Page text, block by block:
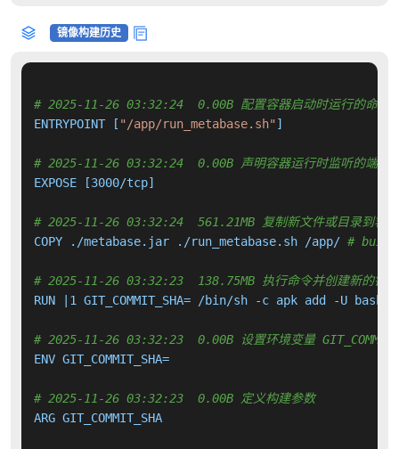
镜像构建历史
# 2025-11-26 03:32:24  0.00B 配置容器启动时运行的命令
ENTRYPOINT [ "/app/run_metabase.sh" ]
# 2025-11-26 03:32:24  0.00B 声明容器运行时监听的端口
EXPOSE [3000/tcp]
# 2025-11-26 03:32:24  561.21MB 复制新文件或目录到容
COPY ./metabase.jar ./run_metabase.sh /app/ #
# 2025-11-26 03:32:23  138.75MB 执行命令并创建新的镜
RUN |1 GIT_COMMIT_SHA= /bin/sh -c apk add -
# 2025-11-26 03:32:23  0.00B 设置环境变量
ENV GIT_COMMIT_SHA=
# 2025-11-26 03:32:23  0.00B 定义构建参数
ARG GIT_COMMIT_SHA